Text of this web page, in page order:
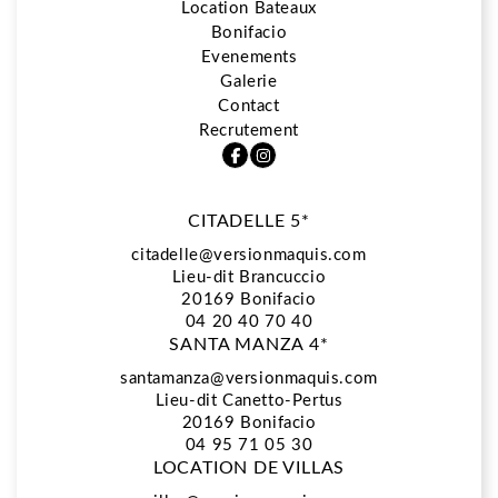
5*
Restaurant La Vista
Spa Biologique Recherche
Location Bateaux
Bonifacio
Location Bateaux
Bonifacio
Evenements
Galerie
Contact
Recrutement
CITADELLE 5*
citadelle@versionmaquis.com
Lieu-dit Brancuccio
20169 Bonifacio
04 20 40 70 40
SANTA MANZA 4*
santamanza@versionmaquis.com
Lieu-dit Canetto-Pertus
20169 Bonifacio
04 95 71 05 30
LOCATION DE VILLAS